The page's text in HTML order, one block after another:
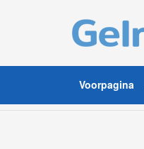
Voorpagina